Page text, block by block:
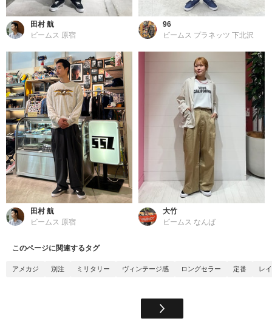
田村 航
ビームス 原宿
96
ビームス プラネッツ 下北沢
田村 航
ビームス 原宿
大竹
ビームス なんば
このページに関連するタグ
アメカジ 別注 ミリタリー ヴィンテージ感 ロングセラー 定番 レ